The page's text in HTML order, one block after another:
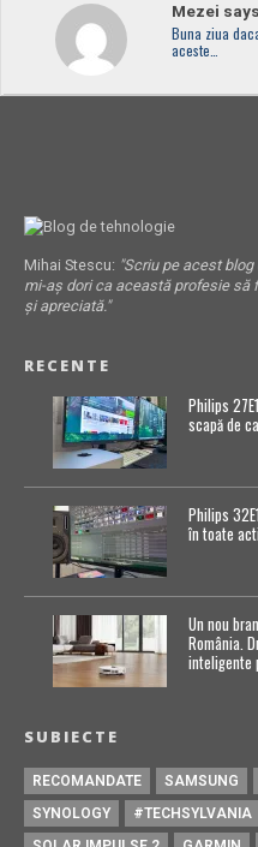
Mezei
Buna ziua
aceste…
Mihai Stescu: "Scriu pe acest
mi-aș dori ca această profesie să
și apreciată."
RECENTE
Philips
scapă de
Philips
în toate
Un nou
România.
inteligente
SUBIECTE
RECOMANDATE SAMSUNG
SYNOLOGY
#TECHSYLVANIA